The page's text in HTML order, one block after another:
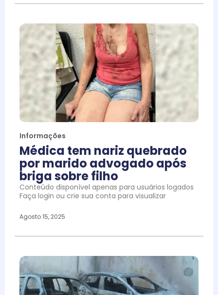
Informações
Médica tem nariz quebrado
por marido advogado após
briga sobre filho
Conteúdo disponível apenas para usuários logados
Faça login ou crie sua conta para visualizar
Agosto 15, 2025